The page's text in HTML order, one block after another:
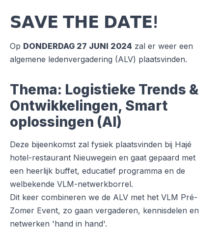
𝗦𝗔𝗩𝗘 𝗧𝗛𝗘 𝗗𝗔𝗧𝗘!
Op DONDERDAG 27 JUNI 2024 zal er weer een
algemene ledenvergadering (ALV) plaatsvinden.
Thema: Logistieke Trends &
Ontwikkelingen, Smart
oplossingen (AI)
Deze bijeenkomst zal fysiek plaatsvinden bij Hajé
hotel-restaurant Nieuwegein en gaat gepaard met
een heerlijk buffet, educatief programma en de
welbekende VLM-netwerkborrel.
Dit keer combineren we de ALV met het VLM Pré-
Zomer Event, zo gaan vergaderen, kennisdelen en
netwerken 'hand in hand'.